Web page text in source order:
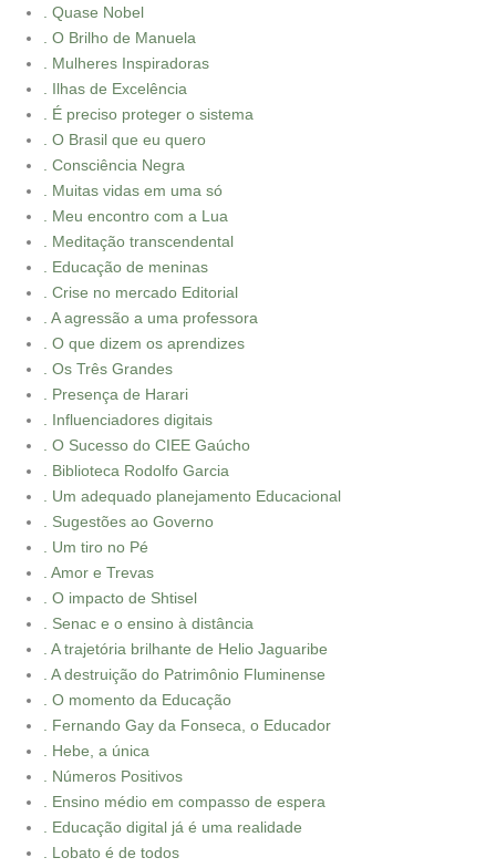
. Quase Nobel
. O Brilho de Manuela
. Mulheres Inspiradoras
. Ilhas de Excelência
. É preciso proteger o sistema
. O Brasil que eu quero
. Consciência Negra
. Muitas vidas em uma só
. Meu encontro com a Lua
. Meditação transcendental
. Educação de meninas
. Crise no mercado Editorial
. A agressão a uma professora
. O que dizem os aprendizes
. Os Três Grandes
. Presença de Harari
. Influenciadores digitais
. O Sucesso do CIEE Gaúcho
. Biblioteca Rodolfo Garcia
. Um adequado planejamento Educacional
. Sugestões ao Governo
. Um tiro no Pé
. Amor e Trevas
. O impacto de Shtisel
. Senac e o ensino à distância
. A trajetória brilhante de Helio Jaguaribe
. A destruição do Patrimônio Fluminense
. O momento da Educação
. Fernando Gay da Fonseca, o Educador
. Hebe, a única
. Números Positivos
. Ensino médio em compasso de espera
. Educação digital já é uma realidade
. Lobato é de todos